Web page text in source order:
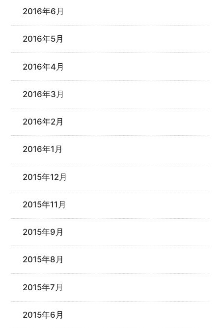
2016年6月
2016年5月
2016年4月
2016年3月
2016年2月
2016年1月
2015年12月
2015年11月
2015年9月
2015年8月
2015年7月
2015年6月